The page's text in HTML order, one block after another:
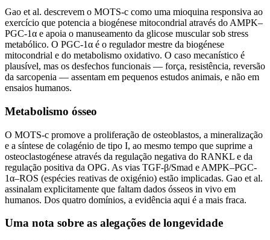
Gao et al. descrevem o MOTS-c como uma mioquina responsiva ao
exercício que potencia a biogénese mitocondrial através do AMPK–
PGC-1α e apoia o manuseamento da glicose muscular sob stress
metabólico. O PGC-1α é o regulador mestre da biogénese
mitocondrial e do metabolismo oxidativo. O caso mecanístico é
plausível, mas os desfechos funcionais — força, resistência, reversão
da sarcopenia — assentam em pequenos estudos animais, e não em
ensaios humanos.
Metabolismo ósseo
O MOTS-c promove a proliferação de osteoblastos, a mineralização
e a síntese de colagénio de tipo I, ao mesmo tempo que suprime a
osteoclastogénese através da regulação negativa do RANKL e da
regulação positiva da OPG. As vias TGF-β/Smad e AMPK–PGC-
1α–ROS (espécies reativas de oxigénio) estão implicadas. Gao et al.
assinalam explicitamente que faltam dados ósseos in vivo em
humanos. Dos quatro domínios, a evidência aqui é a mais fraca.
Uma nota sobre as alegações de longevidade